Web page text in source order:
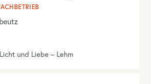
und Liebe – Lehm